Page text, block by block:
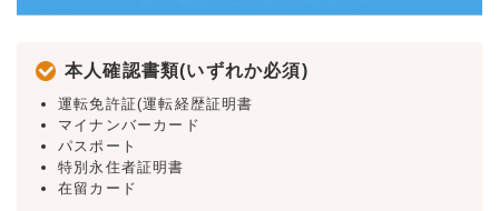
本人確認書類(いずれか必須)
運転免許証(運転経歴証明書
マイナンバーカード
パスポート
特別永住者証明書
在留カード